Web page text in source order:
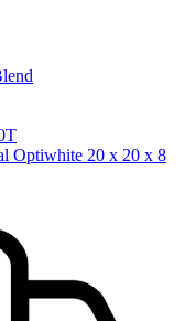
Optiwhite 20 x 20 x 8